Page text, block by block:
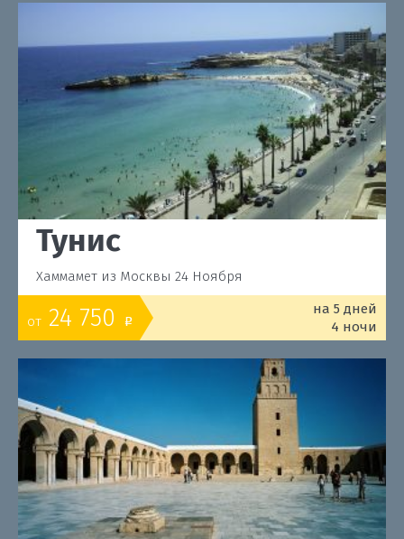
Тунис
Хаммамет из Москвы 24 Ноября
от 24 750 o
на 5 дней
4 ночи